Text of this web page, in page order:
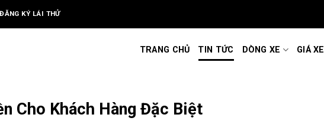
ĐĂNG KÝ LÁI THỬ
TRANG CHỦ TIN TỨC DÒNG XE GIÁ XE
Cho Khách Hàng Đặc Biệt